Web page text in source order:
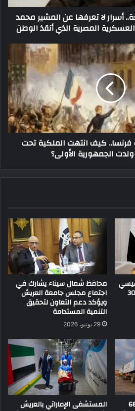
أسرار لا تعرفها عن المشير محمد
المصرية الذي أنقذ الوطن
فرنسا.. كيف انتهت الملكية تحت
الجمهورية الأولى؟
يهنئ المصريين بذكرى ثورة 30
محافظ شمال سيناء يشارك في
اجتماع مجلس جامعة العريش
ويؤكد دعم التعاون لتحقيق
التنمية المستدامة
29 يونيو، 2026
الشهم 3».. 68 المستشفى الإماراتي بالعريش